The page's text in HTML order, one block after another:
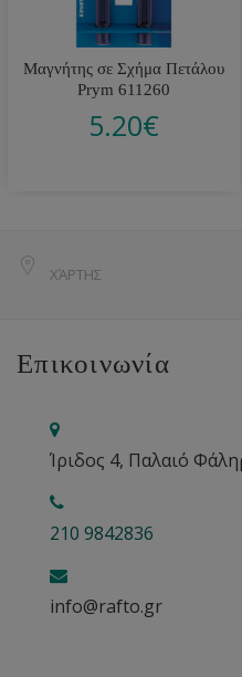
Μαγνήτης σε Σχήμα Πετάλου
Prym 611260
5.20€
ΧΆΡΤΗΣ
Επικοινωνία
Ίριδος 4, Παλαιό
210 9842836
info@rafto.gr